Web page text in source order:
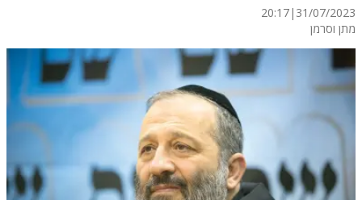
31/07/2023
|
20:17
מתן וסרמן